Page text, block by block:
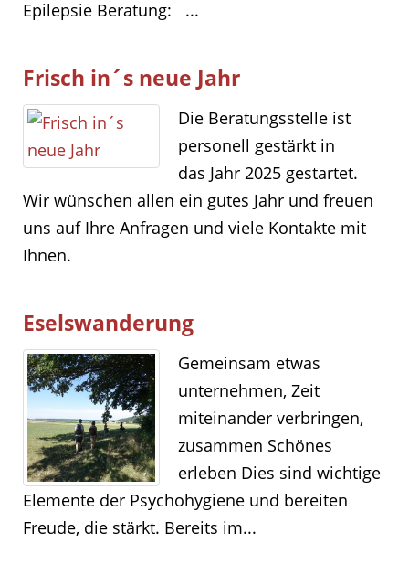
Epilepsie Beratung: ...
Frisch in´s neue Jahr
Die Beratungsstelle ist
personell gestärkt in
das Jahr 2025 gestartet.
Wir wünschen allen ein gutes Jahr und freuen
uns auf Ihre Anfragen und viele Kontakte mit
Ihnen.
Eselswanderung
Gemeinsam etwas
unternehmen, Zeit
miteinander verbringen,
zusammen Schönes
erleben Dies sind wichtige
Elemente der Psychohygiene und bereiten
Freude, die stärkt. Bereits im...